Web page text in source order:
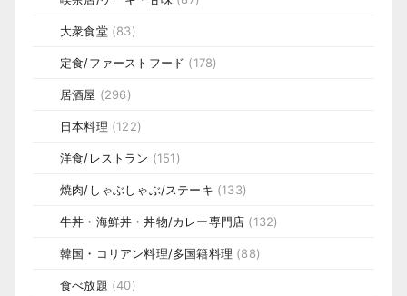
大衆食堂(83)
定食/ファーストフード (178)
居酒屋 (296)
日本料理 (122)
洋食/レストラン (151)
焼肉/しゃぶしゃぶ/ステーキ (133)
牛丼・海鮮丼・丼物/カレー専門店 (132)
韓国・コリアン料理/多国籍料理 (88)
食べ放題 (40)